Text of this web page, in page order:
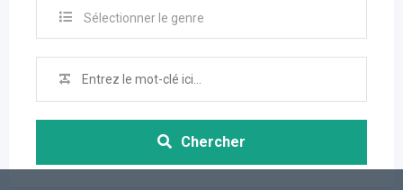
Sélectionner le genre
Chercher